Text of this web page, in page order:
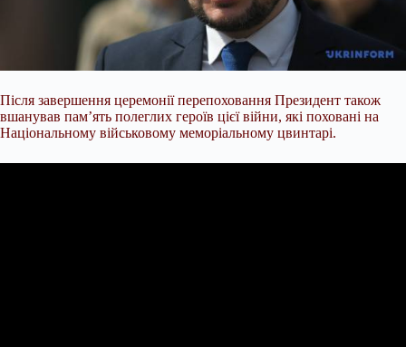
Після завершення церемонії перепоховання Президент також
вшанував пам’ять полеглих героїв цієї війни, які поховані на
Національному військовому меморіальному цвинтарі.